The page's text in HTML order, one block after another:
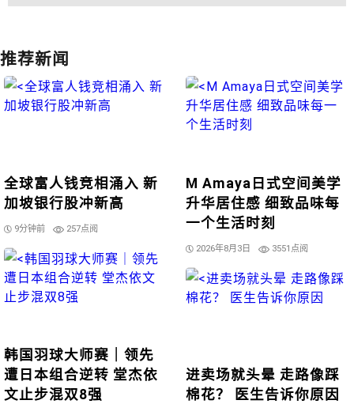
推荐新闻
全球富人钱竞相涌入 新
加坡银行股冲新高
9分钟前 257点阅
M Amaya日式空间美学
升华居住感 细致品味每
一个生活时刻
2026年8月3日 3551点阅
韩国羽球大师赛｜领先
遭日本组合逆转 堂杰依
文止步混双8强
进卖场就头晕 走路像踩
棉花？ 医生告诉你原因